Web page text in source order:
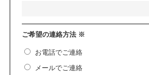
ご希望の連絡方法 ※
お電話でご連絡
メールでご連絡